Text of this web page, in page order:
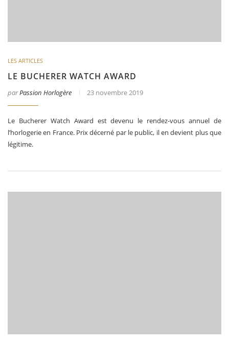
LES ARTICLES
LE BUCHERER WATCH AWARD
parPassion Horlogère 23 novembre 2019
Le Bucherer Watch Award est devenu le rendez-vous annuel de
l’horlogerie en France. Prix décerné par le public, il en devient plus que
légitime.